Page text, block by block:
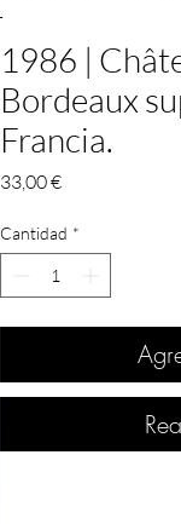
1986 |
Bordeaux
Francia.
33,00 €Precio
Cantidad *